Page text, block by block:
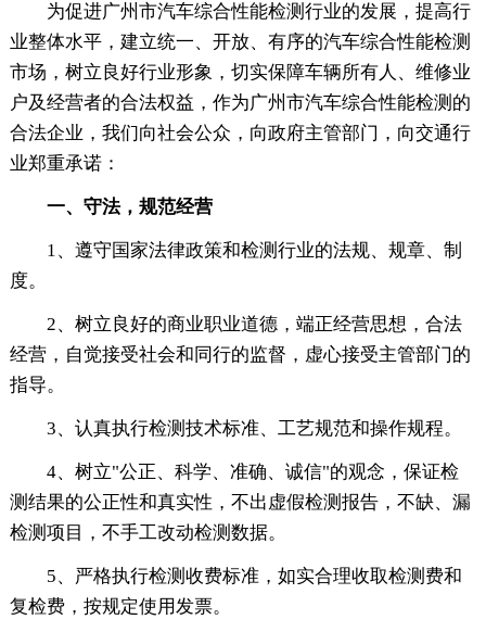
为促进广州市汽车综合性能检测行业的发展，提高行
业整体水平，建立统一、开放、有序的汽车综合性能检测
市场，树立良好行业形象，切实保障车辆所有人、维修业
户及经营者的合法权益，作为广州市汽车综合性能检测的
合法企业，我们向社会公众，向政府主管部门，向交通行
业郑重承诺：
一、守法，规范经营
1、遵守国家法律政策和检测行业的法规、规章、制
度。
2、树立良好的商业职业道德，端正经营思想，合法
经营，自觉接受社会和同行的监督，虚心接受主管部门的
指导。
3、认真执行检测技术标准、工艺规范和操作规程。
4、树立"公正、科学、准确、诚信"的观念，保证检
测结果的公正性和真实性，不出虚假检测报告，不缺、漏
检测项目，不手工改动检测数据。
5、严格执行检测收费标准，如实合理收取检测费和
复检费，按规定使用发票。